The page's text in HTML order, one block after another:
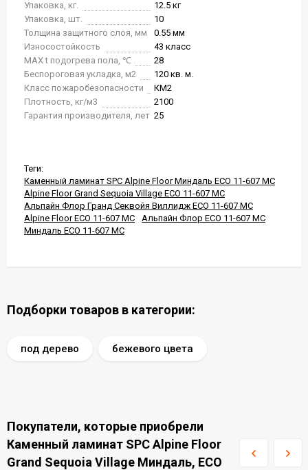
Упаковка, кг.
12.5 кг
Упаковка, шт.
10
Толщина защитного слоя, мм
0.55 мм
Износостойкость
43 класс
MAX t подогрева пола, ℃
28
Беспороговая укладка, м2
120 кв. м.
Класс пожаробезопасности
КМ2
Плотность, кг/м3
2100
Гарантия производителя, лет 25
Теги:
Каменный ламинат SPC Alpine Floor Миндаль ECO 11-607 MC
Alpine Floor Grand Sequoia Village ECO 11-607 MC
Альпайн Флор Гранд Секвойя Виллидж ECO 11-607 MC
Alpine Floor ECO 11-607 MC
Альпайн Флор ECO 11-607 MC
Миндаль ECO 11-607 MC
Подборки товаров в категории:
под дерево бежевого цвета
Покупатели, которые приобрели
Каменный ламинат SPC Alpine Floor
Grand Sequoia Village Миндаль, ECO